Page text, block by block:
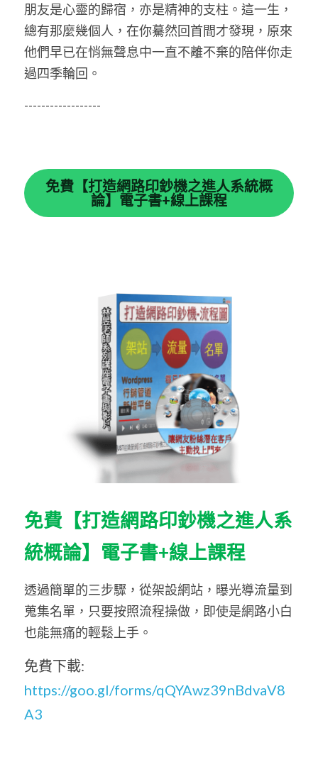
朋友是心靈的歸宿，亦是精神的支柱。這一生，
總有那麼幾個人，在你驀然回首間才發現，原來
他們早已在悄無聲息中一直不離不棄的陪伴你走
過四季輪回。
------------------
免費【打造網路印鈔機之進人系統概
論】電子書+線上課程
免費【打造網路印鈔機之進人系
統概論】電子書+線上課程
透過簡單的三步驟，從架設網站，曝光導流量到
蒐集名單，只要按照流程操做，即使是網路小白
也能無痛的輕鬆上手。
https://goo.gl/forms/qQYAwz39nBdvaV8
A3